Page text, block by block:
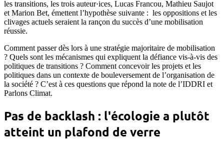
les transitions, les trois auteur·ices, Lucas Francou, Mathieu Saujot
et Marion Bet, émettent l’hypothèse suivante : les oppositions et les
clivages actuels seraient la rançon du succès d’une mobilisation
réussie.
Comment passer dès lors à une stratégie majoritaire de mobilisation
? Quels sont les mécanismes qui expliquent la défiance vis-à-vis des
politiques de transitions ? Comment concevoir les projets et les
politiques dans un contexte de bouleversement de l’organisation de
la société ? C’est à ces questions que répond la note de l’IDDRI et
Parlons Climat.
Pas de backlash : l'écologie a plutôt
atteint un plafond de verre